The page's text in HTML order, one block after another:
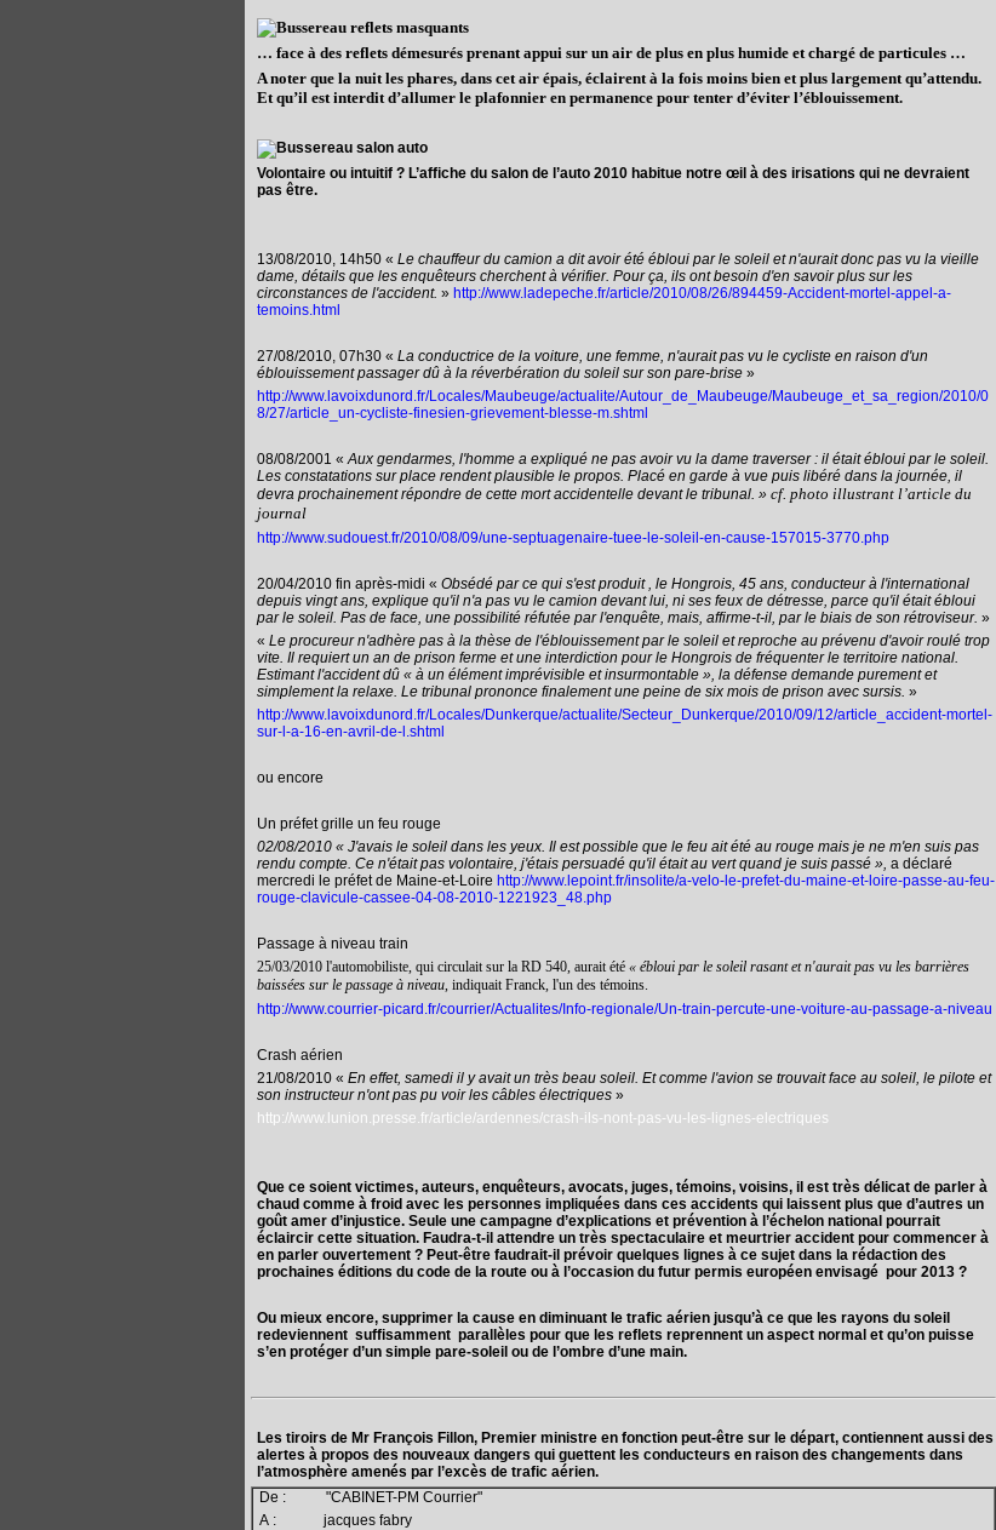
… face à des reflets démesurés prenant appui sur un air de plus en plus humide et chargé de particules …
A noter que la nuit les phares, dans cet air épais, éclairent à la fois moins bien et plus largement qu’attendu.
Et qu’il est interdit d’allumer le plafonnier en permanence pour tenter d’éviter l’éblouissement.
Volontaire ou intuitif ? L’affiche du salon de l’auto 2010 habitue notre œil à des irisations qui ne devraient
pas être.
13/08/2010, 14h50 « Le chauffeur du camion a dit avoir été ébloui par le soleil et n'aurait donc pas vu la vieille
dame, détails que les enquêteurs cherchent à vérifier. Pour ça, ils ont besoin d'en savoir plus sur les
circonstances de l'accident. » http://www.ladepeche.fr/article/2010/08/26/894459-Accident-mortel-appel-a-
temoins.html
27/08/2010, 07h30 « La conductrice de la voiture, une femme, n'aurait pas vu le cycliste en raison d'un
éblouissement passager dû à la réverbération du soleil sur son pare-brise »
http://www.lavoixdunord.fr/Locales/Maubeuge/actualite/Autour_de_Maubeuge/Maubeuge_et_sa_region/2010/0
8/27/article_un-cycliste-finesien-grievement-blesse-m.shtml
08/08/2001 « Aux gendarmes, l'homme a expliqué ne pas avoir vu la dame traverser : il était ébloui par le soleil.
Les constatations sur place rendent plausible le propos. Placé en garde à vue puis libéré dans la journée, il
devra prochainement répondre de cette mort accidentelle devant le tribunal. » cf. photo illustrant l’article du
journal
http://www.sudouest.fr/2010/08/09/une-septuagenaire-tuee-le-soleil-en-cause-157015-3770.php
20/04/2010 fin après-midi « Obsédé par ce qui s'est produit , le Hongrois, 45 ans, conducteur à l'international
depuis vingt ans, explique qu'il n'a pas vu le camion devant lui, ni ses feux de détresse, parce qu'il était ébloui
par le soleil. Pas de face, une possibilité réfutée par l'enquête, mais, affirme-t-il, par le biais de son rétroviseur. »
« Le procureur n'adhère pas à la thèse de l'éblouissement par le soleil et reproche au prévenu d'avoir roulé trop
vite. Il requiert un an de prison ferme et une interdiction pour le Hongrois de fréquenter le territoire national.
Estimant l'accident dû « à un élément imprévisible et insurmontable », la défense demande purement et
simplement la relaxe. Le tribunal prononce finalement une peine de six mois de prison avec sursis. »
http://www.lavoixdunord.fr/Locales/Dunkerque/actualite/Secteur_Dunkerque/2010/09/12/article_accident-mortel-
sur-l-a-16-en-avril-de-l.shtml
ou encore
Un préfet grille un feu rouge
02/08/2010 « J'avais le soleil dans les yeux. Il est possible que le feu ait été au rouge mais je ne m'en suis pas
rendu compte. Ce n'était pas volontaire, j'étais persuadé qu'il était au vert quand je suis passé », a déclaré
mercredi le préfet de Maine-et-Loire http://www.lepoint.fr/insolite/a-velo-le-prefet-du-maine-et-loire-passe-au-feu-
rouge-clavicule-cassee-04-08-2010-1221923_48.php
Passage à niveau train
25/03/2010 l'automobiliste, qui circulait sur la RD 540, aurait été « ébloui par le soleil rasant et n'aurait pas vu les barrières
baissées sur le passage à niveau, indiquait Franck, l'un des témoins.
http://www.courrier-picard.fr/courrier/Actualites/Info-regionale/Un-train-percute-une-voiture-au-passage-a-niveau
Crash aérien
21/08/2010 « En effet, samedi il y avait un très beau soleil. Et comme l'avion se trouvait face au soleil, le pilote et
son instructeur n'ont pas pu voir les câbles électriques »
http://www.lunion.presse.fr/article/ardennes/crash-ils-nont-pas-vu-les-lignes-electriques
Que ce soient victimes, auteurs, enquêteurs, avocats, juges, témoins, voisins, il est très délicat de parler à
chaud comme à froid avec les personnes impliquées dans ces accidents qui laissent plus que d’autres un
goût amer d’injustice. Seule une campagne d’explications et prévention à l’échelon national pourrait
éclaircir cette situation. Faudra-t-il attendre un très spectaculaire et meurtrier accident pour commencer à
en parler ouvertement ? Peut-être faudrait-il prévoir quelques lignes à ce sujet dans la rédaction des
prochaines éditions du code de la route ou à l’occasion du futur permis européen envisagé pour 2013 ?
Ou mieux encore, supprimer la cause en diminuant le trafic aérien jusqu’à ce que les rayons du soleil
redeviennent suffisamment parallèles pour que les reflets reprennent un aspect normal et qu’on puisse
s’en protéger d’un simple pare-soleil ou de l’ombre d’une main.
Les tiroirs de Mr François Fillon, Premier ministre en fonction peut-être sur le départ, contiennent aussi des
alertes à propos des nouveaux dangers qui guettent les conducteurs en raison des changements dans
l’atmosphère amenés par l’excès de trafic aérien.
De : "CABINET-PM Courrier"
A : jacques fabry